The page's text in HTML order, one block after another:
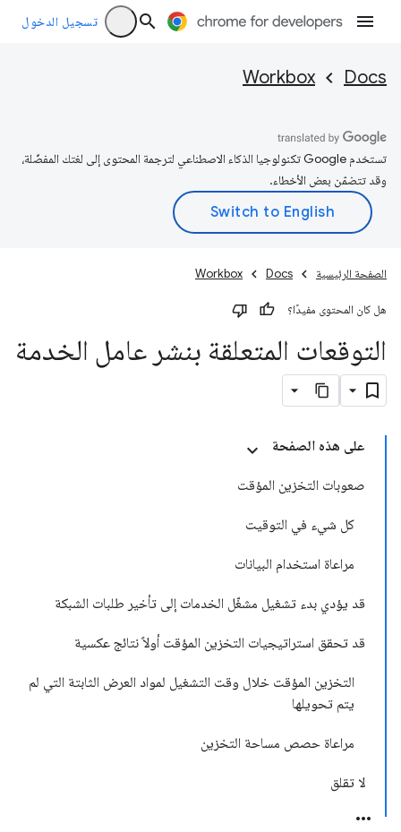
تسجيل الدخول
Docs
Workbox
تستخدم Google تكنولوجيا الذكاء الاصطناعي لترجمة المحتوى إلى لغتك المفضّلة،
وقد تتضمّن بعض الأخطاء.
الصفحة الرئيسية Docs
Workbox
هل كان المحتوى مفيدًا؟
التوقعات المتعلقة بنشر عامل الخدمة
على هذه الصفحة
صعوبات التخزين المؤقت
كل شيء في التوقيت
مراعاة استخدام البيانات
قد يؤدي بدء تشغيل مشغّل الخدمات إلى تأخير طلبات الشبكة
قد تحقق استراتيجيات التخزين المؤقت أولاً نتائج عكسية
التخزين المؤقت خلال وقت التشغيل لمواد العرض الثابتة التي لم
يتم تحويلها
مراعاة حصص مساحة التخزين
لا تقلق